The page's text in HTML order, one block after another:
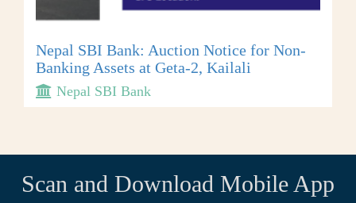
Nepal SBI Bank: Auction Notice for Non-
Banking Assets at Geta-2, Kailali
Nepal SBI Bank
Scan and Download Mobile App